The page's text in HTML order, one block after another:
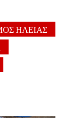
ΗΛΕΙΑΣ